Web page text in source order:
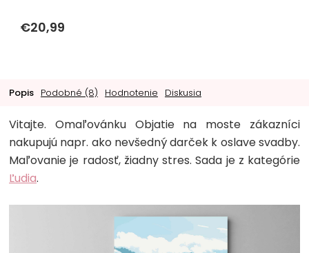
€20,99
Popis Podobné (8) Hodnotenie Diskusia
Vitajte. Omaľovánku Objatie na moste zákazníci
nakupujú napr. ako nevšedný darček k oslave svadby.
Maľovanie je radosť, žiadny stres. Sada je z kategórie
Ľudia.